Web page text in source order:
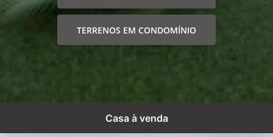
TERRENOS EM CONDOMÍNIO
Casa à venda